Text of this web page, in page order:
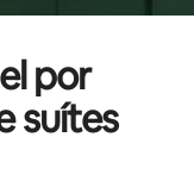
por
suítes